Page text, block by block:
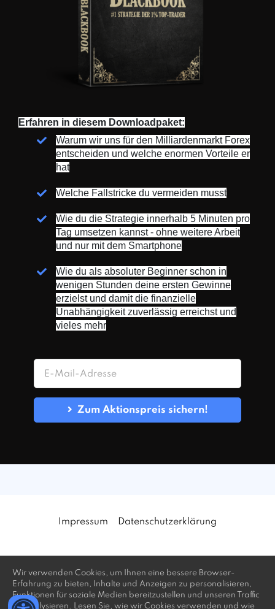
Erfahren in diesem Downloadpaket:
Warum wir uns für den Milliardenmarkt Forex
entscheiden und welche enormen Vorteile er
hat
Welche Fallstricke du vermeiden musst
Wie du die Strategie innerhalb 5 Minuten pro
Tag umsetzen kannst - ohne weitere Arbeit
und nur mit dem Smartphone
Wie du als absoluter Beginner schon in
wenigen Stunden deine ersten Gewinne
erzielst und damit die finanzielle
Unabhängigkeit zuverlässig erreichst und
vieles mehr
Zum Aktionspreis sichern!
Impressum Datenschutzerklärung
Wir verwenden Cookies, um Ihnen eine bessere Browser-
Erfahrung zu bieten, Inhalte und Anzeigen zu personalisieren,
Funktionen für soziale Medien bereitzustellen und unseren Traffic
zu analysieren. Lesen Sie, wie wir Cookies verwenden und wie